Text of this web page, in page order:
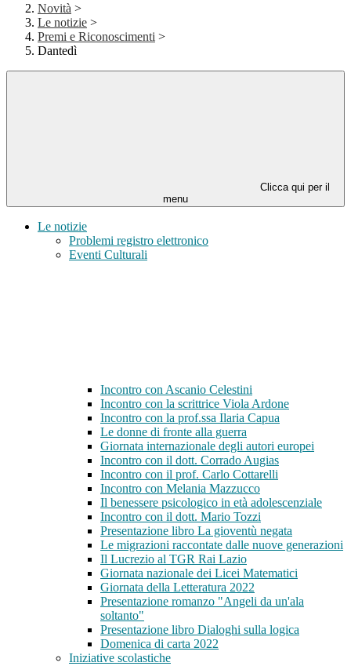
Novità >
Le notizie >
Premi e Riconoscimenti >
Dantedì
Clicca qui per il
menu
Le notizie
Problemi registro elettronico
Eventi Culturali
Incontro con Ascanio Celestini
Incontro con la scrittrice Viola Ardone
Incontro con la prof.ssa Ilaria Capua
Le donne di fronte alla guerra
Giornata internazionale degli autori europei
Incontro con il dott. Corrado Augias
Incontro con il prof. Carlo Cottarelli
Incontro con Melania Mazzucco
Il benessere psicologico in età adolescenziale
Incontro con il dott. Mario Tozzi
Presentazione libro La gioventù negata
Le migrazioni raccontate dalle nuove generazioni
Il Lucrezio al TGR Rai Lazio
Giornata nazionale dei Licei Matematici
Giornata della Letteratura 2022
Presentazione romanzo "Angeli da un'ala
soltanto"
Presentazione libro Dialoghi sulla logica
Domenica di carta 2022
Iniziative scolastiche